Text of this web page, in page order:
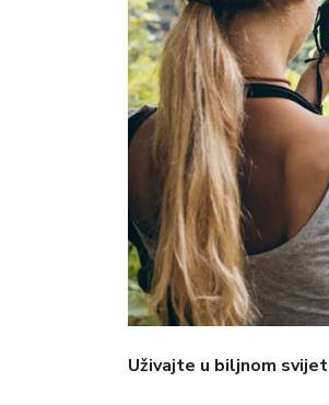
Uživajte u biljnom